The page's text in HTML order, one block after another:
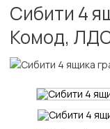
Сибити 4
Комод,